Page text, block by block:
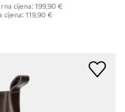
cijena:199,90 €
cijena:119,90 €